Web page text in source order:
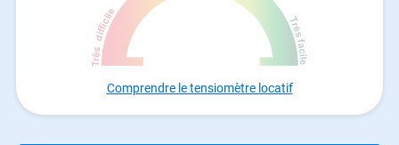
Comprendre le tensiomètre locatif